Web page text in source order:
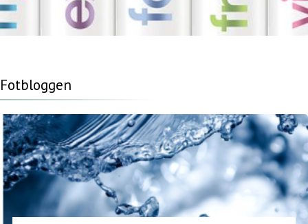
Fotbloggen